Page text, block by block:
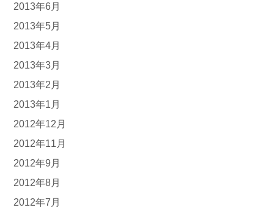
2013年6月
2013年5月
2013年4月
2013年3月
2013年2月
2013年1月
2012年12月
2012年11月
2012年9月
2012年8月
2012年7月